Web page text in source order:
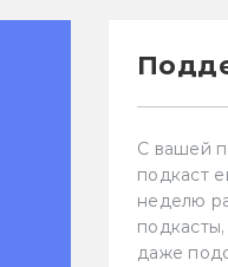
С вашей
подкаст
неделю
даже